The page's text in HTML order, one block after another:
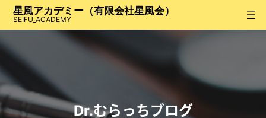
ス
ッ
プ
星風アカデミー（有限会社星風会）
SEIFU_ACADEMY
Dr.むらっちブログ